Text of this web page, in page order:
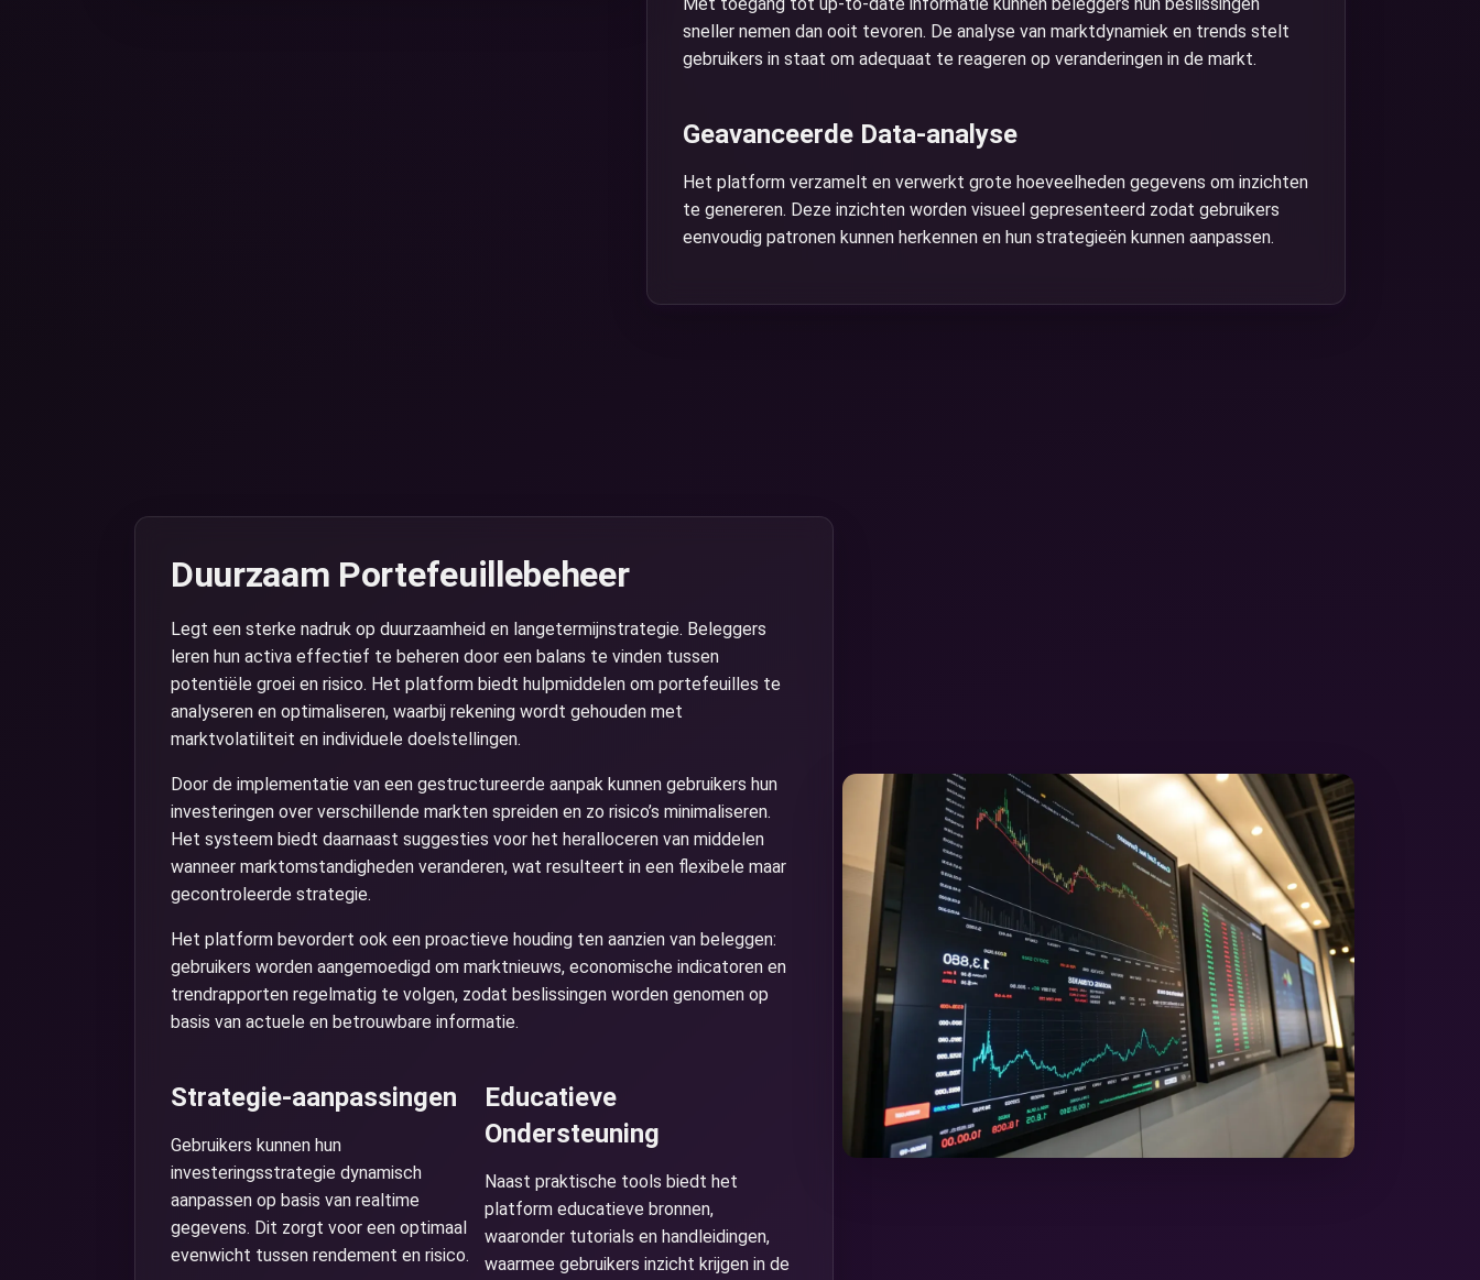
sneller nemen dan ooit tevoren. De analyse van marktdynamiek en trends stelt
gebruikers in staat om adequaat te reageren op veranderingen in de markt.
Geavanceerde Data-analyse
Het platform verzamelt en verwerkt grote hoeveelheden gegevens om inzichten
te genereren. Deze inzichten worden visueel gepresenteerd zodat gebruikers
eenvoudig patronen kunnen herkennen en hun strategieën kunnen aanpassen.
Duurzaam Portefeuillebeheer
Legt een sterke nadruk op duurzaamheid en langetermijnstrategie. Beleggers
leren hun activa effectief te beheren door een balans te vinden tussen
potentiële groei en risico. Het platform biedt hulpmiddelen om portefeuilles te
analyseren en optimaliseren, waarbij rekening wordt gehouden met
marktvolatiliteit en individuele doelstellingen.
Door de implementatie van een gestructureerde aanpak kunnen gebruikers hun
investeringen over verschillende markten spreiden en zo risico’s minimaliseren.
Het systeem biedt daarnaast suggesties voor het heralloceren van middelen
wanneer marktomstandigheden veranderen, wat resulteert in een flexibele maar
gecontroleerde strategie.
Het platform bevordert ook een proactieve houding ten aanzien van beleggen:
gebruikers worden aangemoedigd om marktnieuws, economische indicatoren en
trendrapporten regelmatig te volgen, zodat beslissingen worden genomen op
basis van actuele en betrouwbare informatie.
Strategie-aanpassingen
Gebruikers kunnen hun
investeringsstrategie dynamisch
aanpassen op basis van realtime
gegevens. Dit zorgt voor een optimaal
evenwicht tussen rendement en risico.
Educatieve
Ondersteuning
Naast praktische tools biedt het
platform educatieve bronnen,
waaronder tutorials en handleidingen,
waarmee gebruikers inzicht krijgen in de